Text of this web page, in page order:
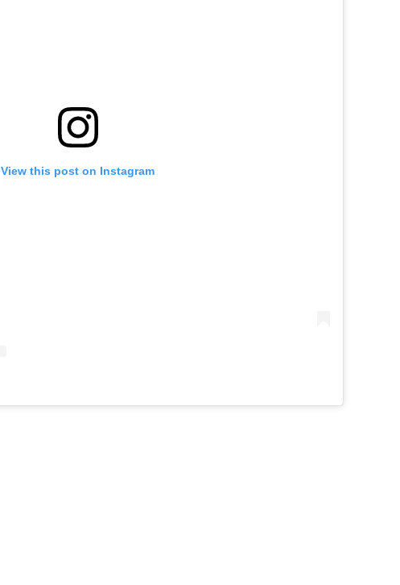
View this post on Instagram